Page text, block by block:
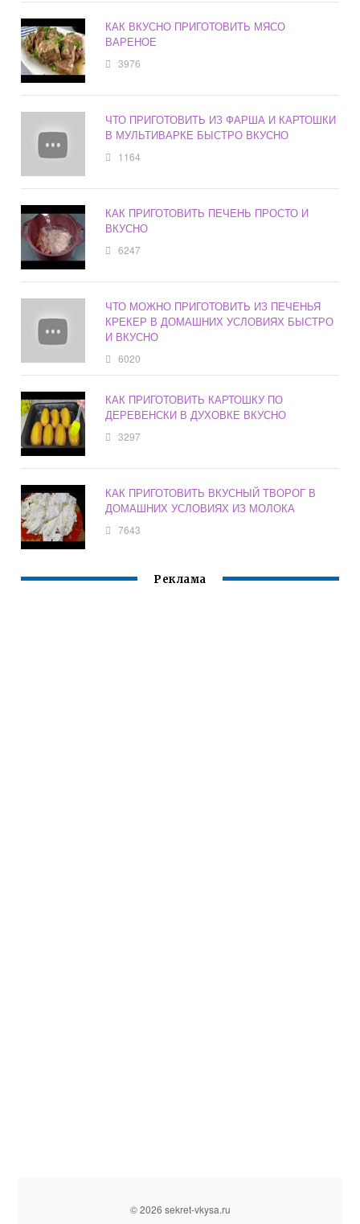
КАК ВКУСНО ПРИГОТОВИТЬ МЯСО
ВАРЕНОЕ
3976
ЧТО ПРИГОТОВИТЬ ИЗ ФАРША И КАРТОШКИ
В МУЛЬТИВАРКЕ БЫСТРО ВКУСНО
1164
КАК ПРИГОТОВИТЬ ПЕЧЕНЬ ПРОСТО И
ВКУСНО
6247
ЧТО МОЖНО ПРИГОТОВИТЬ ИЗ ПЕЧЕНЬЯ
КРЕКЕР В ДОМАШНИХ УСЛОВИЯХ БЫСТРО
И ВКУСНО
6020
КАК ПРИГОТОВИТЬ КАРТОШКУ ПО
ДЕРЕВЕНСКИ В ДУХОВКЕ ВКУСНО
3297
КАК ПРИГОТОВИТЬ ВКУСНЫЙ ТВОРОГ В
ДОМАШНИХ УСЛОВИЯХ ИЗ МОЛОКА
7643
Реклама
© 2026 sekret-vkysa.ru